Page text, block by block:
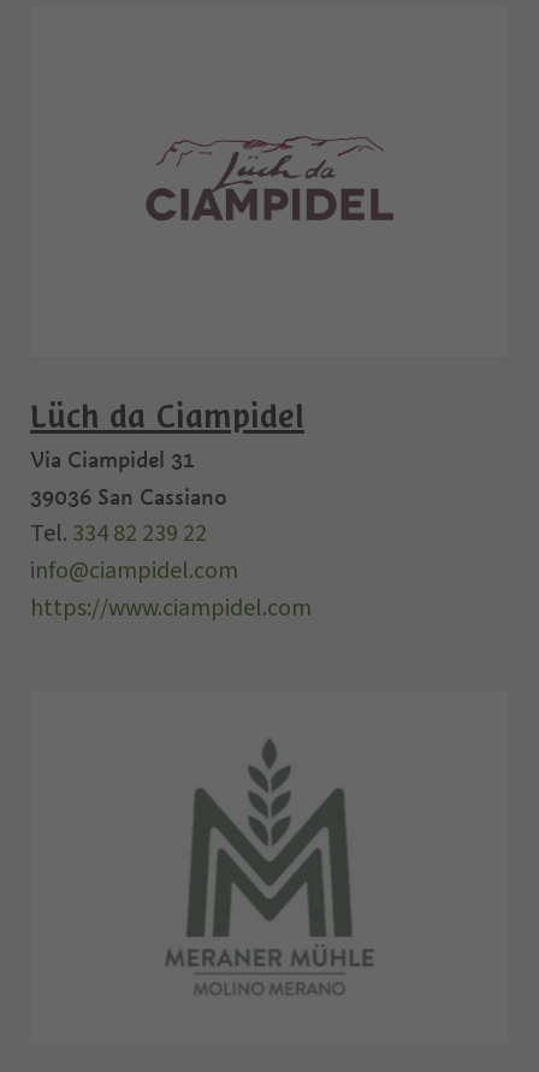
Lüch da Ciampidel
Via Ciampidel 31
39036 San Cassiano
Tel. 334 82 239 22
info@ciampidel.com
https://www.ciampidel.com